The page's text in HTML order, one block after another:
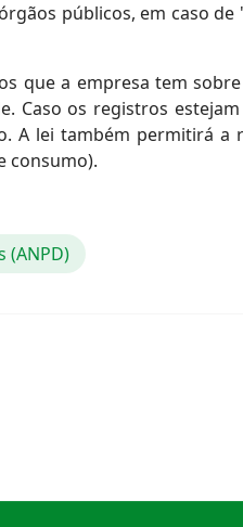
públicos, em caso de
que a empresa tem
Caso os registros
lei também permitirá a
consumo).
(ANPD)